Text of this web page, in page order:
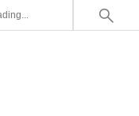
a Francia y jugará